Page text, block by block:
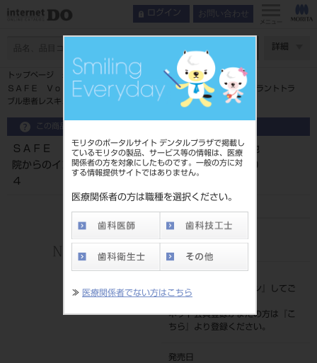
モリタのポータルサイト デンタルプラザで掲載し
ているモリタの製品、サービス等の情報は、医療
関係者の方を対象にしたものです。一般の方に対
する情報提供サイトではありません。
医療関係者の方は職種を選択ください。
≫ 医療関係者でない方はこちら
ログイン お問い合わせ
メニュー
詳細
トップページ
ＳＡＦＥ Ｖｏｌｕｍｅ１ 機械・構造的合併症編 他院からのインプラントトラ
ブル患者レスキュー １６０４
この商品に関するお問い合わせ
ＳＡＦＥ Ｖｏｌｕｍｅ１ 機械・構造的合併症編 他
院からのインプラントトラブル患者レスキュー １６０
４
208050712
価格の確認は『
ログイン
』してご
ネット会員登録がまだの方は『
こ
ちら
』より登録ください。
発売日